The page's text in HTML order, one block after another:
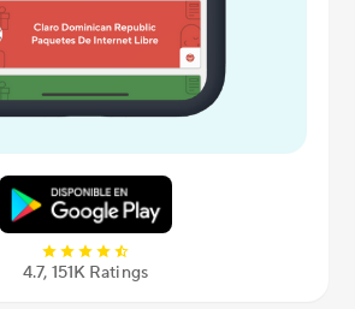
4.7, 151K Ratings